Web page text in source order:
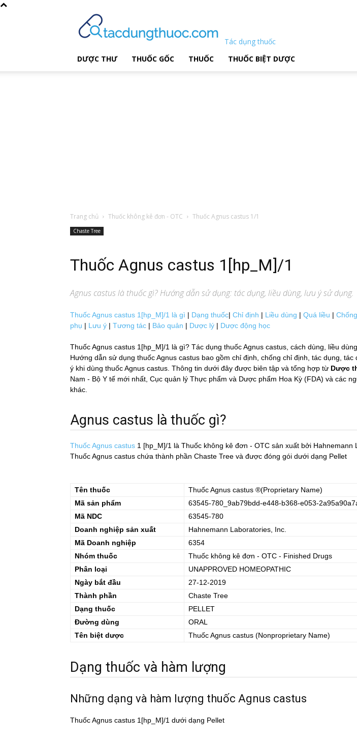
Tác dụng thuốc
DƯỢC THƯ
THUỐC GỐC THUỐC THUỐC BIỆT DƯỢC
Trang chủ Thuốc không kê đơn - OTC Thuốc Agnus castus 1/1
Chaste Tree
Thuốc Agnus castus 1[hp_M]/1
Agnus castus là thuốc gì? Hướng dẫn sử dụng: tác dụng, liều dùng, lưu ý sử dụng.
Thuốc Agnus castus 1[hp_M]/1 là gì | Dạng thuốc| Chỉ định | Liều dùng | Quá liều |
phụ | Lưu ý | Tương tác | Bảo quản | Dược lý | Dược động học
Thuốc Agnus castus 1[hp_M]/1 là gì? Tác dụng thuốc Agnus castus, cách dùng, liều
Hướng dẫn sử dụng thuốc Agnus castus bao gồm chỉ định, chống chỉ định, tác dụng, tác
ý khi dùng thuốc Agnus castus. Thông tin dưới đây được biên tập và tổng hợp từ Dược
Nam - Bộ Y tế mới nhất, Cục quản lý Thực phẩm và Dược phẩm Hoa Kỳ (FDA) và các
khác.
Agnus castus là thuốc gì?
Thuốc Agnus castus 1 [hp_M]/1 là Thuốc không kê đơn - OTC sản xuất bởi Hahnemann
Thuốc Agnus castus chứa thành phần Chaste Tree và được đóng gói dưới dạng Pellet
Tên thuốc ThuốcAgnus castus ®(Proprietary Name)
Mã sản phẩm
63545-780_9ab79bdd-e448-b368-e053-
Mã NDC
63545-780
Doanh nghiệp sản xuất
Hahnemann Laboratories, Inc.
Mã Doanh nghiệp
6354
Nhóm thuốc
Thuốc không kê đơn - OTC - Finished Drugs
Phân loại
UNAPPROVED HOMEOPATHIC
Ngày bắt đầu
27-12-2019
Thành phần
Chaste Tree
Dạng thuốc
PELLET
Đường dùng
ORAL
Tên biệt dược
ThuốcAgnus castus (Nonproprietary Name)
Dạng thuốc và hàm lượng
Những dạng và hàm lượng thuốc Agnus castus
Thuốc Agnus castus 1[hp_M]/1 dưới dạng Pellet